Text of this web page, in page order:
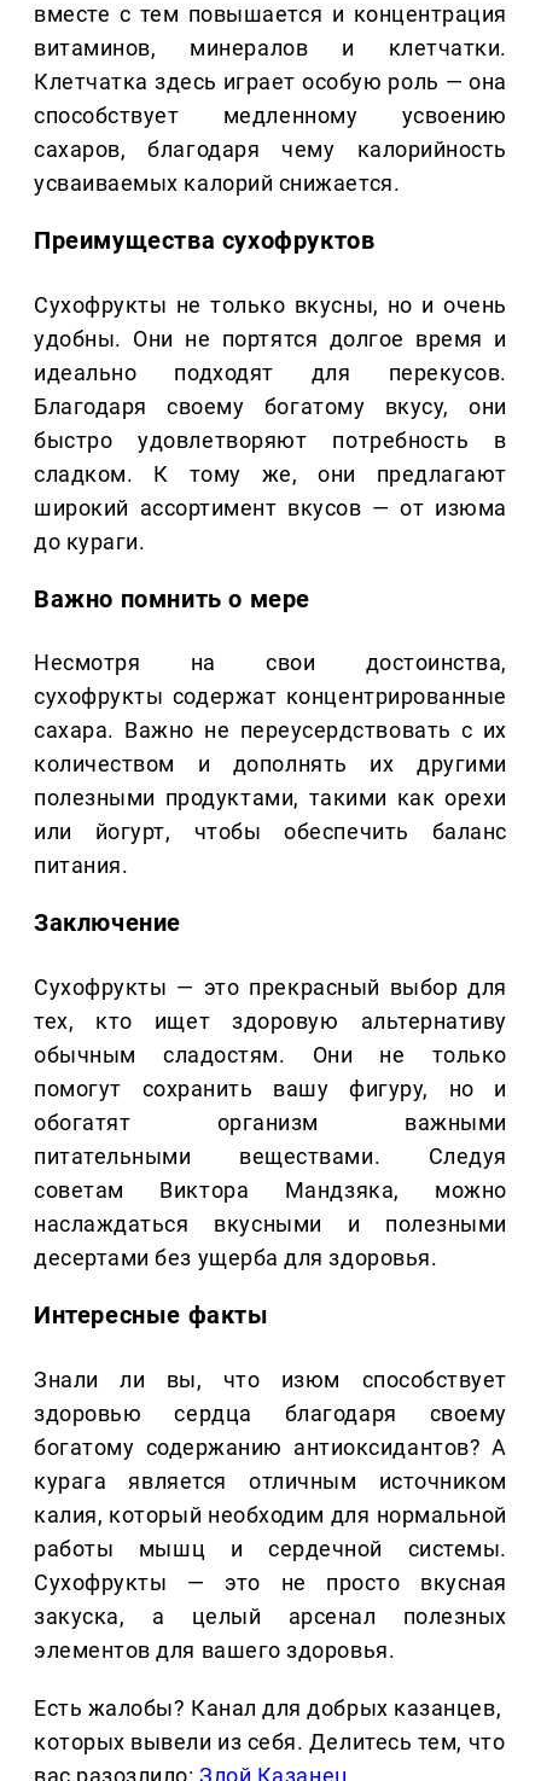
вместе с тем повышается и концентрация
витаминов, минералов и клетчатки.
Клетчатка здесь играет особую роль — она
способствует медленному усвоению
сахаров, благодаря чему калорийность
усваиваемых калорий снижается.
Преимущества сухофруктов
Сухофрукты не только вкусны, но и очень
удобны. Они не портятся долгое время и
идеально подходят для перекусов.
Благодаря своему богатому вкусу, они
быстро удовлетворяют потребность в
сладком. К тому же, они предлагают
широкий ассортимент вкусов — от изюма
до кураги.
Важно помнить о мере
Несмотря на свои достоинства,
сухофрукты содержат концентрированные
сахара. Важно не переусердствовать с их
количеством и дополнять их другими
полезными продуктами, такими как орехи
или йогурт, чтобы обеспечить баланс
питания.
Заключение
Сухофрукты — это прекрасный выбор для
тех, кто ищет здоровую альтернативу
обычным сладостям. Они не только
помогут сохранить вашу фигуру, но и
обогатят организм важными
питательными веществами. Следуя
советам Виктора Мандзяка, можно
наслаждаться вкусными и полезными
десертами без ущерба для здоровья.
Интересные факты
Знали ли вы, что изюм способствует
здоровью сердца благодаря своему
богатому содержанию антиоксидантов? А
курага является отличным источником
калия, который необходим для нормальной
работы мышц и сердечной системы.
Сухофрукты — это не просто вкусная
закуска, а целый арсенал полезных
элементов для вашего здоровья.
Есть жалобы? Канал для добрых казанцев,
которых вывели из себя. Делитеcь тем, что
вас разозлило:Злой Казанец